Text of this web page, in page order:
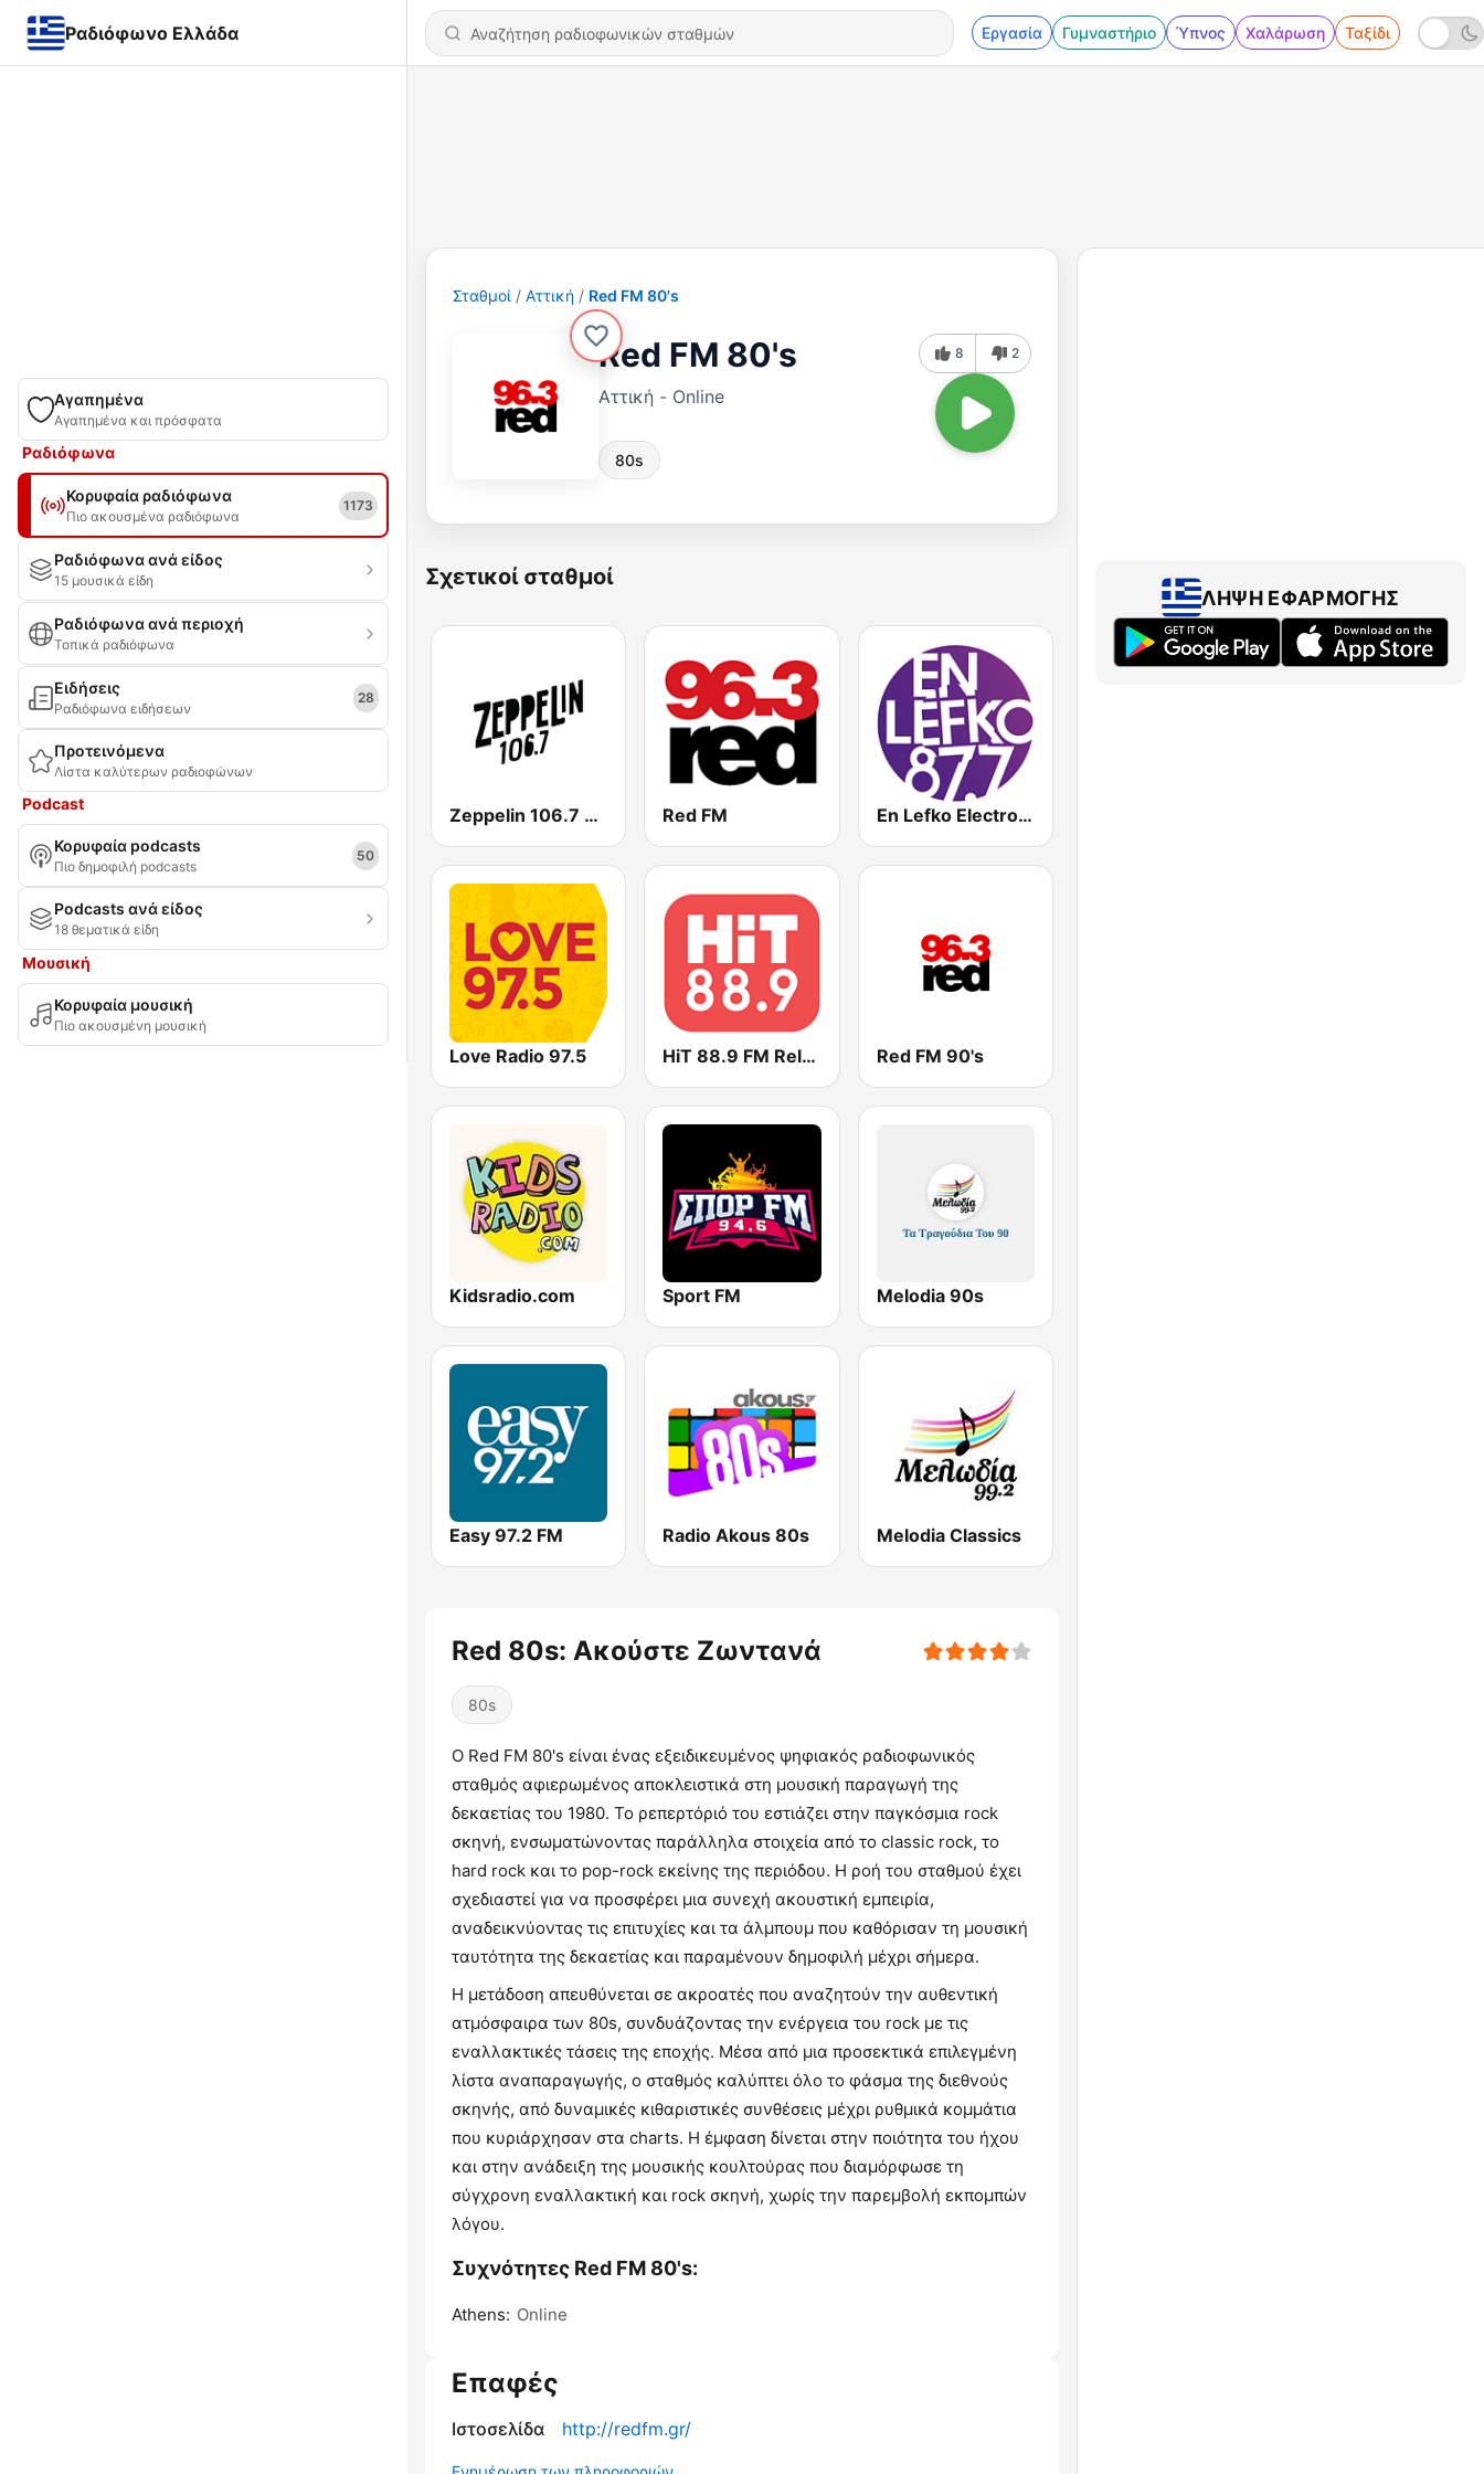
Ραδιόφωνο Ελλάδα Εργασία Γυμναστήριο Ύπνος Χαλάρωση Ταξίδι
Αγαπημένα
Αγαπημένα και πρόσφατα
Ραδιόφωνα
Κορυφαία ραδιόφωνα
Πιο ακουσμένα ραδιόφωνα
1173
Ραδιόφωνα ανά είδος
15 μουσικά είδη
Ραδιόφωνα ανά περιοχή
Τοπικά ραδιόφωνα
Ειδήσεις
Ραδιόφωνα ειδήσεων
28
Προτεινόμενα
Λίστα καλύτερων ραδιοφώνων
Podcast
Κορυφαία podcasts
Πιο δημοφιλή podcasts
50
Podcasts ανά είδος
18 θεματικά είδη
Μουσική
Κορυφαία μουσική
Πιο ακουσμένη μουσική
Σταθμοί Αττική Red FM 80's
Red FM 80's
Αττική - Online
80s
8 2
Σχετικοί σταθμοί
Zeppelin 106.7 FM Red FM En Lefko Electronica
Love Radio 97.5 HiT 88.9 FM Relax Red FM 90's
Kidsradio.com Sport FM Melodia 90s
Easy 97.2 FM Radio Akous 80s Melodia Classics
Red 80s: Ακούστε Ζωντανά
80s
Ο Red FM 80's είναι ένας εξειδικευμένος ψηφιακός ραδιοφωνικός
σταθμός αφιερωμένος αποκλειστικά στη μουσική παραγωγή της
δεκαετίας του 1980. Το ρεπερτόριό του εστιάζει στην παγκόσμια rock
σκηνή, ενσωματώνοντας παράλληλα στοιχεία από το classic rock, το
hard rock και το pop-rock εκείνης της περιόδου. Η ροή του σταθμού έχει
σχεδιαστεί για να προσφέρει μια συνεχή ακουστική εμπειρία,
αναδεικνύοντας τις επιτυχίες και τα άλμπουμ που καθόρισαν τη μουσική
ταυτότητα της δεκαετίας και παραμένουν δημοφιλή μέχρι σήμερα.
Η μετάδοση απευθύνεται σε ακροατές που αναζητούν την αυθεντική
ατμόσφαιρα των 80s, συνδυάζοντας την ενέργεια του rock με τις
εναλλακτικές τάσεις της εποχής. Μέσα από μια προσεκτικά επιλεγμένη
λίστα αναπαραγωγής, ο σταθμός καλύπτει όλο το φάσμα της διεθνούς
σκηνής, από δυναμικές κιθαριστικές συνθέσεις μέχρι ρυθμικά κομμάτια
που κυριάρχησαν στα charts. Η έμφαση δίνεται στην ποιότητα του ήχου
και στην ανάδειξη της μουσικής κουλτούρας που διαμόρφωσε τη
σύγχρονη εναλλακτική και rock σκηνή, χωρίς την παρεμβολή εκπομπών
λόγου.
Συχνότητες Red FM 80's:
Athens: Online
Επαφές
Ιστοσελίδα http://redfm.gr/
ΛΉΨΗ ΕΦΑΡΜΟΓΉΣ